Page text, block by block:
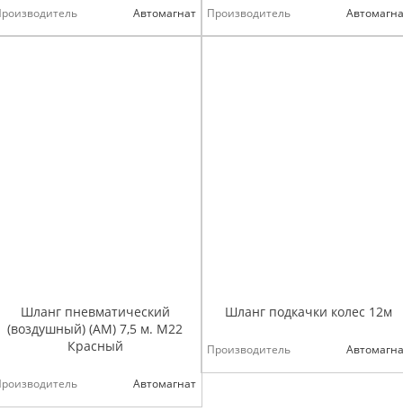
Автомагнат Производитель
Шланг пневматический
(воздушный) (АМ) 7,5 м. М22
Красный
Автомагнат
Шланг подкачки колес 12м
Производитель